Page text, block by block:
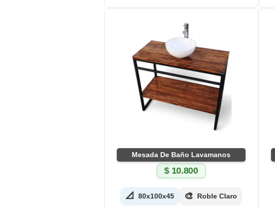
Mesada De Baño Lavamanos
$10.800
📐 80x100x45 🎨 Roble Claro